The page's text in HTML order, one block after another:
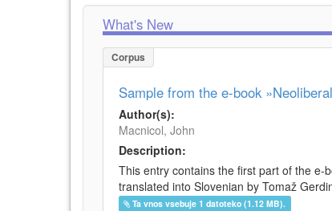
What's New
Corpus
Sample from the e-book
Author(s):
Macnicol, John
Description:
This entry contains the first part of the e-
translated into Slovenian by Tomaž
Ta vnos vsebuje 1 datoteko (1.12 MB).